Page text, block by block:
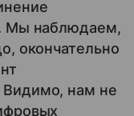
Мы наблюдаем,
окончательно
нам не